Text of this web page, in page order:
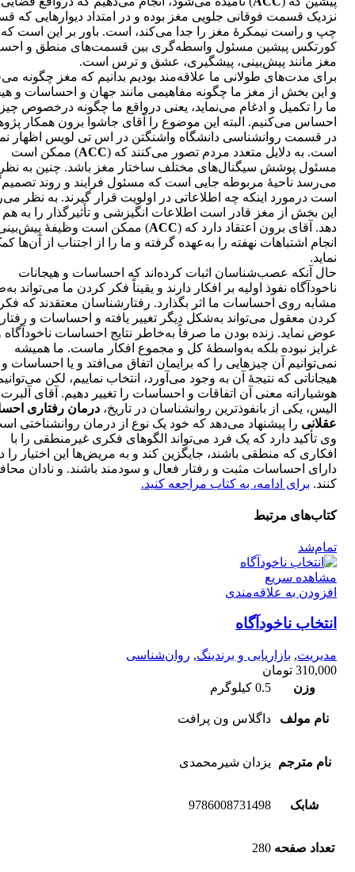
نزدیک قسمت فوقانی جلویی مغز بوده و در امتداد دیوارهایی که
چپ و راست نیمکرۀ مغز را جدا می‌کند، است. باور بر این است که
کورتکس پیشین مسئول واسطه‌گری بین قسمت‌های منطق و
مغز مانند پیش‌بینی، پیشگیری، عشق و ترس است.
برای مدت‌های طولانی ما علاقه‌مند بودیم بدانیم که مغز چگونه
و این بخش از مغز ما چگونه مفاهیمی مانند جهان و احساسات و
ما را تکمیل و ادغام می‌نماید، یعنی درواقع ما چگونه درخصوص
احساس می‌کنیم. البته این موضوع را آقای جاشوا برون همکار
در قسمت روانشناسی دانشگاه واشنگتن در اس تی لویس اظهار
است. به ‌دلایل متعدد مردم تصور می‌کنند که (ACC) ممکن است
مسئول پوشش سیگنال‌های مختلف ساختار مغز ‌باشد. چنین به
می‌رسد ناحیۀ مربوطه جایی است که مسئول فرایند و روند
است درمورد اینکه چه اطلاعاتی در اولویت قرار گیرند. به نظر
این بخش از مغز قادر است اطلاعات انگیزشی و تأثیرگذار را به هم
دهد. آقای برون اعتقاد دارد که (ACC) ممکن است وظیفۀ
انجام اشتباهات نهفته را به‌عهده گرفته و ما را از اجتناب از آن‌ها
نماید.
حال آنکه عصب‌شناسان اثبات کرده‌اند که احساسات و هیجانات
ناخودآگاه نفوذ اولیه بر افکار دارند و یقیناً فکر کردن ما می‌تواند
مشابه روی احساسات ما اثر بگذارد. رفتارشناسان معتقدند که
کردن معقول می‌تواند به‌شکل دیگر تغییر یافته و احساسات و رفتار
عوض نماید. زنده بودن ما صرفاً به‌خاطر نتایج احساسات ناخودآگاه
غرایز نبوده بلکه به‌واسطۀ کل و مجموع افکار ماست. ما همیشه
نمی‌توانیم آن چیزهایی را که برایمان اتفاق می‌افتد و یا احساسات و
هیجاناتی که نتیجۀ آن به وجود می‌آورد، انتخاب نماییم، لکن
هوشیارانه معنی آن اتفاقات و احساسات را تغییر دهیم. آقای آلبرت
الیس، یکی از بانفوذترین روانشناسان در تاریخ، درمان رفتاری
عقلانی را پیشنهاد می‌دهد که خود یک نوع از درمان روانشناختی
وی تأکید دارد که یک فرد می‌تواند الگوهای فکری غیرمنطقی را با
افکاری که منطقی باشند، جایگزین کند و به مریض‌ها این اختیار را
دارای احساسات مثبت و رفتار فعال و سودمند باشند. و نادان
کنند. برای ادامه، به کتاب مراجعه کنید.
کتاب‌های مرتبط
تمام‌شد
مشاهده سریع
افزودن به علاقه‌مندی
انتخاب ناخودآگاه
مدیریت, بازاریابی و برندینگ, روان‌شناسی
310,000 تومان
وزن
0.5 کیلوگرم
نام مولف داگلاس ون پرافت
نام مترجم یزدان شیرمحمدی
شابک 9786008731498
تعداد صفحه 280